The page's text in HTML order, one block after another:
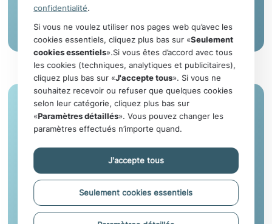
Afficher les produits
Indicateurs & contrôles de
procédés
Divers indicateurs et tests de vérification sont utilisés
confidentialité.
Si vous ne voulez utiliser nos pages web qu’avec les
cookies essentiels, cliquez plus bas sur «Seulement
cookies essentiels».Si vous êtes d’accord avec tous
les cookies (techniques, analytiques et publicitaires),
cliquez plus bas sur «J'accepte tous». Si vous ne
souhaitez recevoir ou refuser que quelques cookies
selon leur catégorie, cliquez plus bas sur
«Paramètres détaillés». Vous pouvez changer les
paramètres effectués n’importe quand.
J'accepte tous
Seulement cookies essentiels